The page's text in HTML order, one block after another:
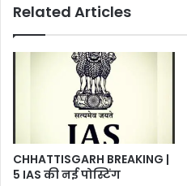
असर
Related Articles
CHHATTISGARH BREAKING |
5 IAS की नई पोस्टिंग